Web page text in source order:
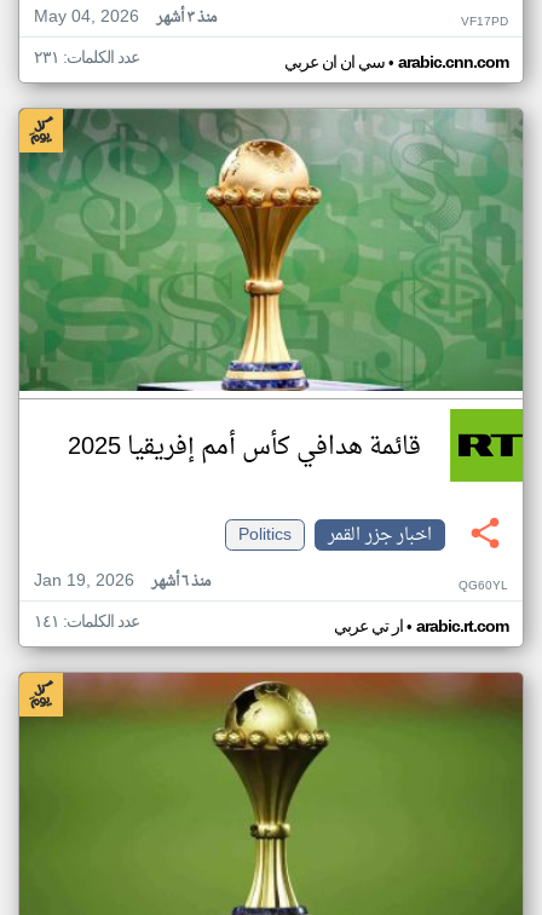
May 04, 2026
منذ ٣ أشهر VF17PD
سي ان ان عربي• arabic.cnn.com عدد الكلمات: ٢٣١
قائمة هدافي كأس أمم إفريقيا 2025
اخبار جزر القمر
Politics
Jan 19, 2026
منذ ٦ أشهر QG60YL
ار تي عربي• arabic.rt.com عدد الكلمات: ١٤١